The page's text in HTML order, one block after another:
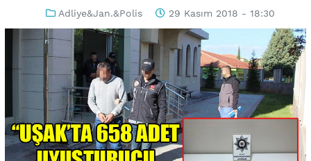
Adliye&Jan.&Polis 29 Kasım 2018 - 18:30